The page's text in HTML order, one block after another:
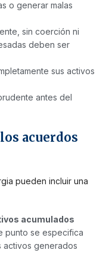
o generar malas
sin coerción ni
deben ser
sus activos
antes del
acuerdos
pueden incluir una
acumulados
punto se especifica
activos generados